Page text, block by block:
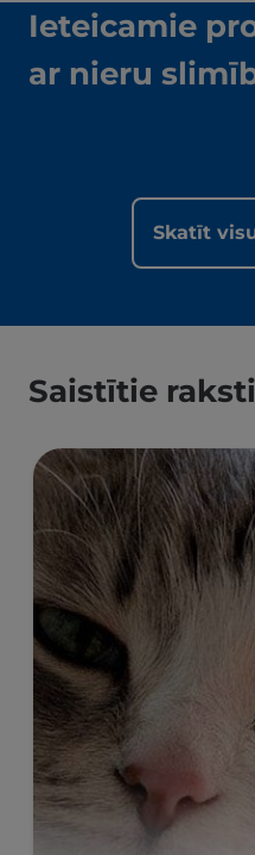
Ieteicamie
ar nieru
Skatīt
Saistītie raksti